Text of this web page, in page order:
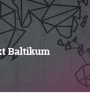
Baltikum